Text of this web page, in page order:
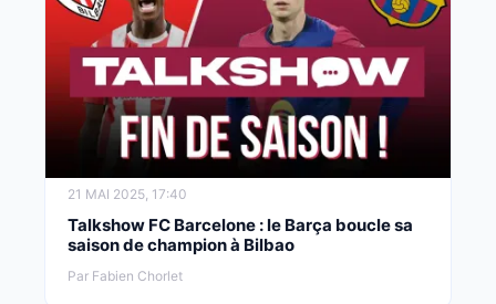
21 MAI 2025, 17:40
Talkshow FC Barcelone : le Barça boucle sa
saison de champion à Bilbao
Par Fabien Chorlet